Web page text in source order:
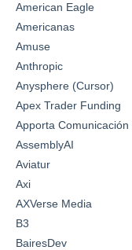
American Eagle
Americanas
Amuse
Anthropic
Anysphere (Cursor)
Apex Trader Funding
Apporta Comunicación
AssemblyAI
Aviatur
Axi
AXVerse Media
B3
BairesDev